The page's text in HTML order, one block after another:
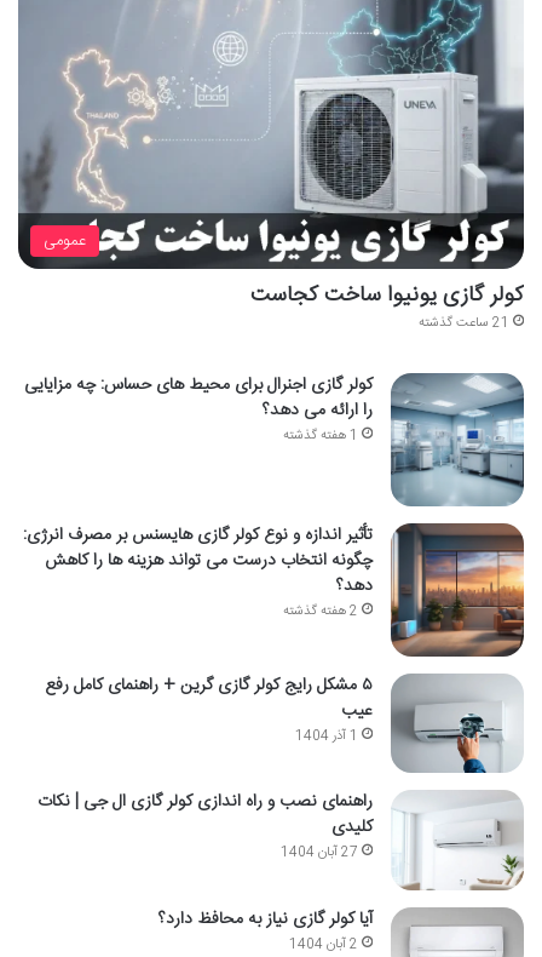
عمومی
کولر گازی یونیوا ساخت کجاست
21 ساعت گذشته
کولر گازی اجنرال برای محیط های حساس: چه مزایایی
را ارائه می دهد؟
1 هفته گذشته
تأثیر اندازه و نوع کولر گازی هایسنس بر مصرف انرژی:
چگونه انتخاب درست می تواند هزینه ها را کاهش
دهد؟
2 هفته گذشته
۵ مشکل رایج کولر گازی گرین + راهنمای کامل رفع
عیب
1 آذر 1404
راهنمای نصب و راه اندازی کولر گازی ال جی | نکات
کلیدی
27 آبان 1404
آیا کولر گازی نیاز به محافظ دارد؟
2 آبان 1404